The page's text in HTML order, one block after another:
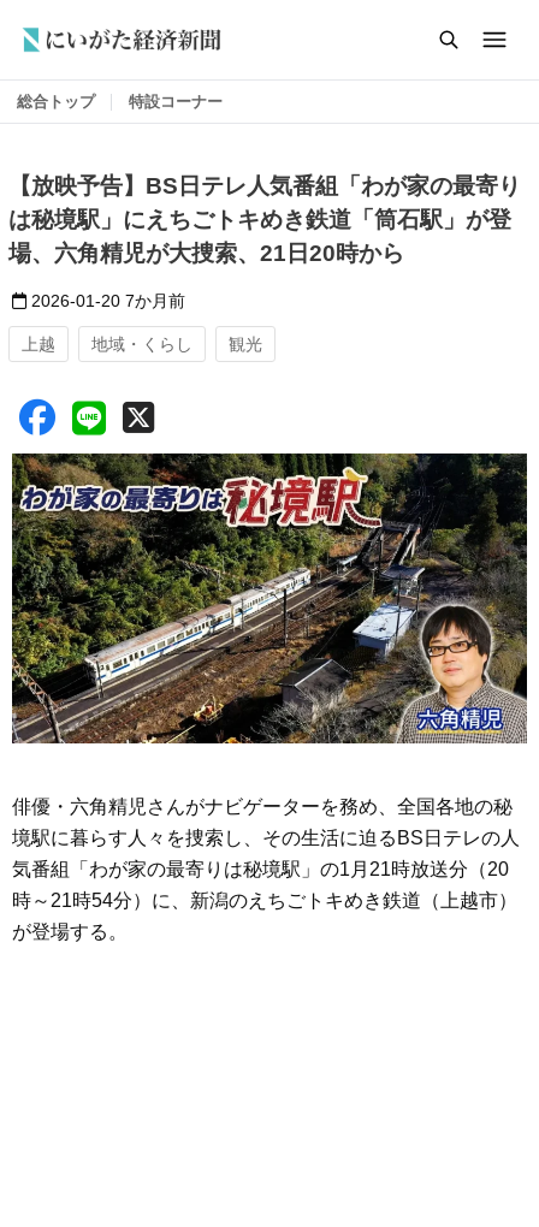
総合トップ 特設コーナー
【放映予告】BS日テレ人気番組「わが家の最寄り
は秘境駅」にえちごトキめき鉄道「筒石駅」が登
場、六角精児が大捜索、21日20時から
2026-01-20 7か月前
上越 地域・くらし 観光
俳優・六角精児さんがナビゲーターを務め、全国各地の秘
境駅に暮らす人々を捜索し、その生活に迫るBS日テレの人
気番組「わが家の最寄りは秘境駅」の1月21時放送分（20
時～21時54分）に、新潟のえちごトキめき鉄道（上越市）
が登場する。